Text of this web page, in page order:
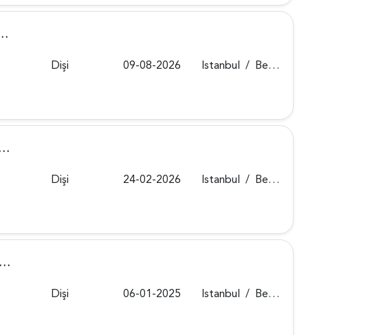
2 Aylık - 4690
Dişi 09-08-2026 Istanbul / Beykoz
Dişi Baby Face 2 Aylık - 3704
Dişi 24-02-2026 Istanbul / Beykoz
Scottish Fold Kar Beyazı Dişi 2 Aylık - 2980
Dişi 06-01-2025 Istanbul / Beykoz